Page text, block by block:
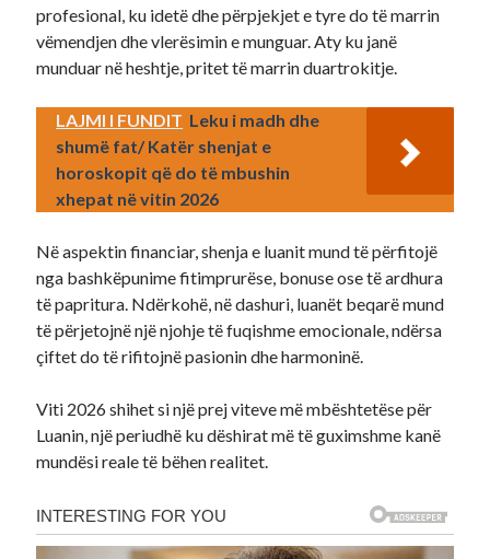
profesional, ku idetë dhe përpjekjet e tyre do të marrin
vëmendjen dhe vlerësimin e munguar. Aty ku janë
munduar në heshtje, pritet të marrin duartrokitje.
LAJMI I FUNDIT Leku i madh dhe
shumë fat/ Katër shenjat e
horoskopit që do të mbushin
xhepat në vitin 2026
Në aspektin financiar, shenja e luanit mund të përfitojë
nga bashkëpunime fitimprurëse, bonuse ose të ardhura
të papritura. Ndërkohë, në dashuri, luanët beqarë mund
të përjetojnë një njohje të fuqishme emocionale, ndërsa
çiftet do të rifitojnë pasionin dhe harmoninë.
Viti 2026 shihet si një prej viteve më mbështetëse për
Luanin, një periudhë ku dëshirat më të guximshme kanë
mundësi reale të bëhen realitet.